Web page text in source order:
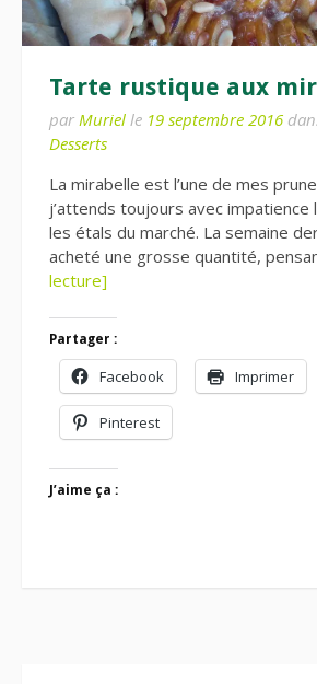
Tarte rustique aux
par Muriel le 19 septembre 2016
Desserts
La mirabelle est l’une de mes
j’attends toujours avec
les étals du marché. La semaine
acheté une grosse quantité,
lecture]
Partager :
Facebook Imprimer
Pinterest
J’aime ça :